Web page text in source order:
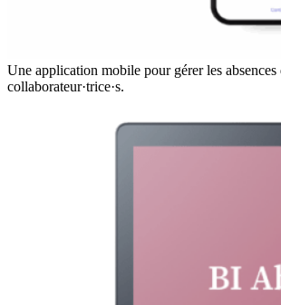
Une application mobile pour gérer les absences
collaborateur·trice·s.